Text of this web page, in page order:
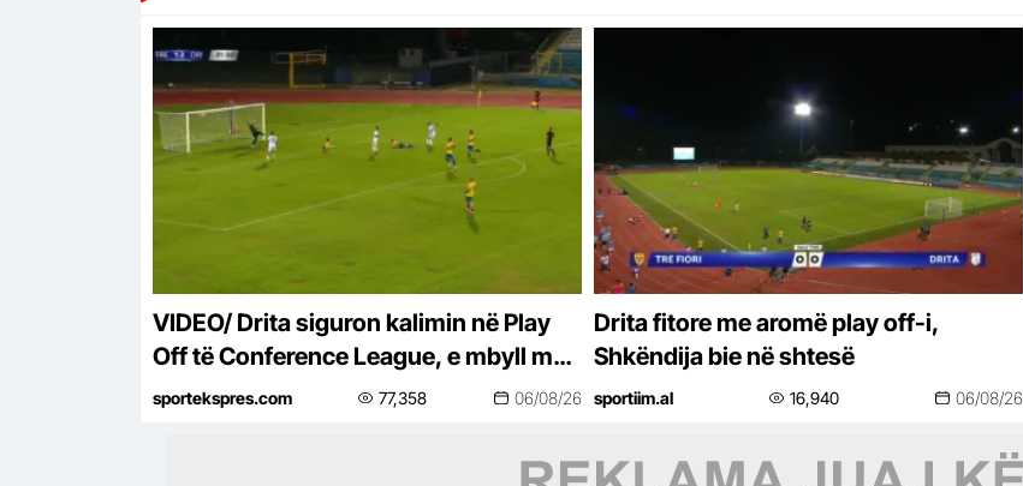
VIDEO/ Drita siguron kalimin në Play
Off të Conference League, e mbyll me
një ndeshje takimin kundër Tre Fiorit
sportekspres.com 77,358 06/08/26
Drita fitore me aromë play off-i,
Shkëndija bie në shtesë
sportiim.al 16,940 06/08/26